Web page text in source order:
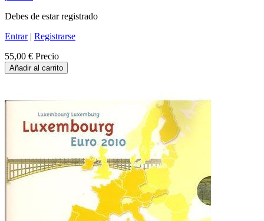
Debes de estar registrado
Entrar| Registrarse
55,00 € Precio
Añadir al carrito